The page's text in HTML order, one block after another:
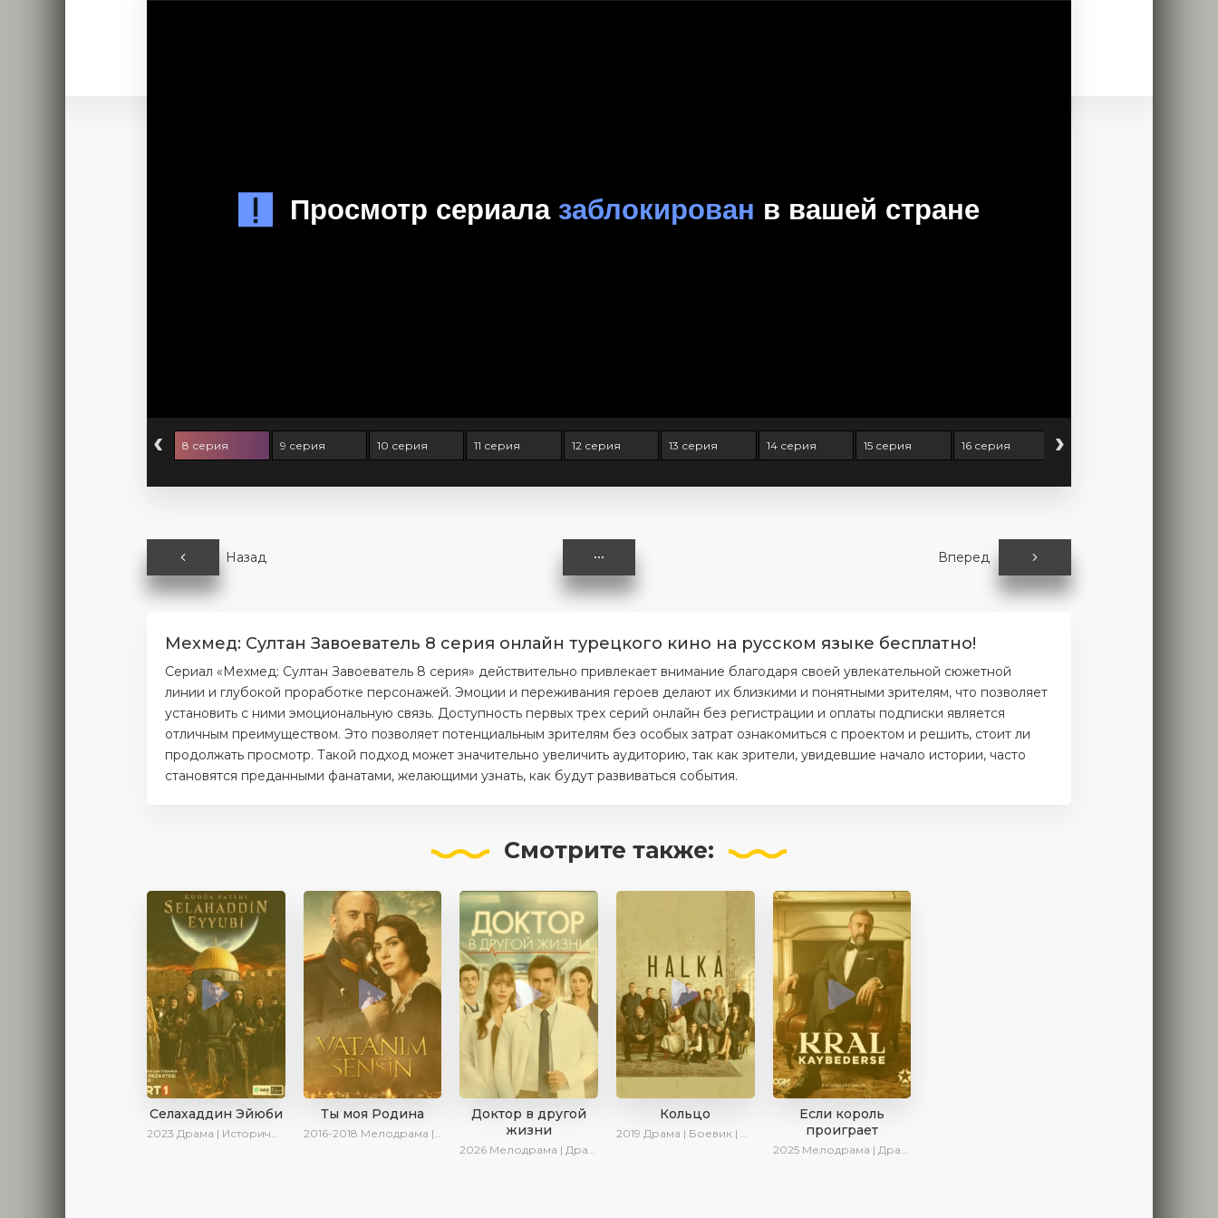
‹ 8 серия 9 серия 10 серия 11 серия 12 серия 13 серия 14 серия 15 серия 16 серия 17 серия
›
Назад Вперед
Мехмед: Султан Завоеватель 8 серия онлайн турецкого кино на русском языке бесплатно!
Сериал «Мехмед: Султан Завоеватель 8 серия» действительно привлекает внимание благодаря своей увлекательной сюжетной
линии и глубокой проработке персонажей. Эмоции и переживания героев делают их близкими и понятными зрителям, что позволяет
установить с ними эмоциональную связь. Доступность первых трех серий онлайн без регистрации и оплаты подписки является
отличным преимуществом. Это позволяет потенциальным зрителям без особых затрат ознакомиться с проектом и решить, стоит ли
продолжать просмотр. Такой подход может значительно увеличить аудиторию, так как зрители, увидевшие начало истории, часто
становятся преданными фанатами, желающими узнать, как будут развиваться события.
Смотрите также:
Селахаддин Эйюби
2023 Драма | Исторический | Сериалы 2023
Ты моя Родина
2016-2018 Мелодрама | Исторический | Военный | Turok1990
Доктор в другой
жизни
2026 Мелодрама | Драма | AlisaDirilis | Новинки
Кольцо
2019 Драма | Боевик | Криминал
Если король
проиграет
2025 Мелодрама | Драма | SesDizi | Ирина Котова | AlisaDirilis | Turok1990 | Новинки | Сериалы 2025